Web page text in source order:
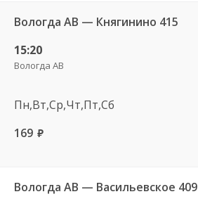
Вологда АВ — Княгинино 415
15:20
Вологда АВ
Пн,Вт,Ср,Чт,Пт,Сб
169 руб.
Вологда АВ — Васильевское 409